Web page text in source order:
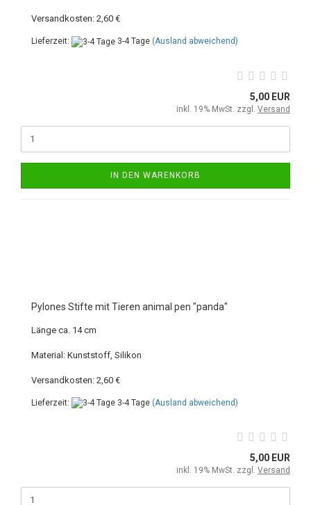
Versandkosten: 2,60 €
Lieferzeit: 3-4 Tage (Ausland abweichend)
5,00 EUR
inkl. 19% MwSt. zzgl. Versand
IN DEN WARENKORB
Pylones Stifte mit Tieren animal pen "panda"
Länge ca. 14 cm
Material: Kunststoff, Silikon
Versandkosten: 2,60 €
Lieferzeit: 3-4 Tage (Ausland abweichend)
5,00 EUR
inkl. 19% MwSt. zzgl. Versand